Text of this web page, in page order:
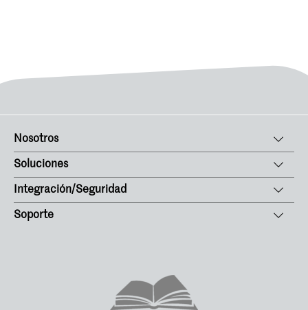
Nosotros
Soluciones
Integración/Seguridad
Soporte